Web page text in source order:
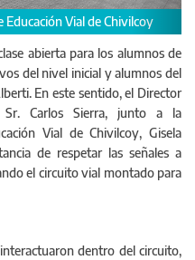
Chivilcoy
abierta para los alumnos de
del nivel inicial y alumnos del
En este sentido, el Director
Carlos Sierra, junto a la
Vial de Chivilcoy, Gisela
de respetar las señales a
el circuito vial montado para
dentro del circuito,